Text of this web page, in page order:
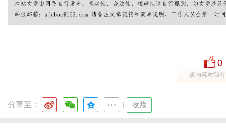
0
该内容对我
分享至： 收藏